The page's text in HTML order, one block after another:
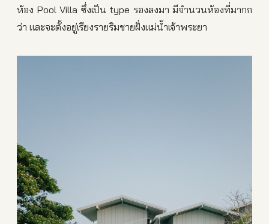
ห้อง Pool Villa ซึ่งเป็น type รองลงมา มีจำนวนห้องที่มากก
ว่า และจะตั้งอยู่เรียงรายริมชายฝั่งแม่น้ำเจ้าพระยา